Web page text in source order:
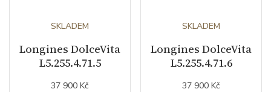
SKLADEM
Longines DolceVita
L5.255.4.71.5
37 900 Kč
SKLADEM
Longines DolceVita
L5.255.4.71.6
37 900 Kč